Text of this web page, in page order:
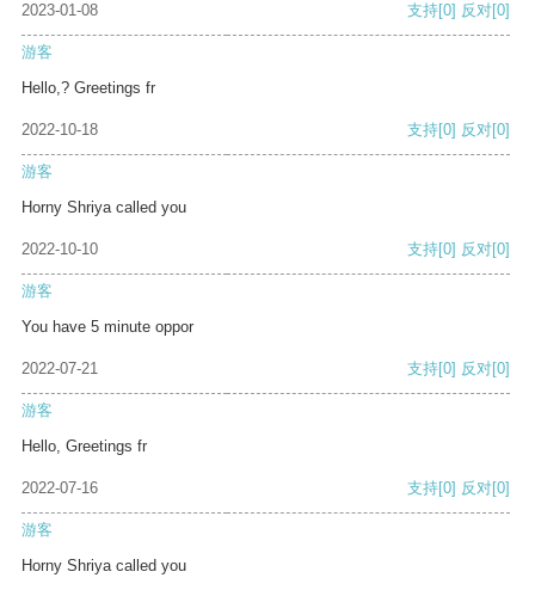
2023-01-08 支持[0] 反对[0]
游客
Hello,? Greetings fr
2022-10-18 支持[0] 反对[0]
游客
Horny Shriya called you
2022-10-10 支持[0] 反对[0]
游客
You have 5 minute oppor
2022-07-21 支持[0] 反对[0]
游客
Hello, Greetings fr
2022-07-16 支持[0] 反对[0]
游客
Horny Shriya called you